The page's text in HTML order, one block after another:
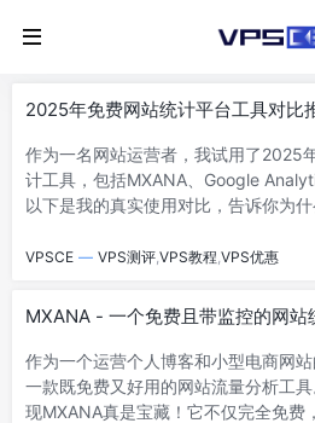
2025年免费网站统计平台工具对比
作为一名网站运营者，我试用了2025
计工具，包括MXANA、Google
以下是我的真实使用对比，告诉你为
VPSCE — VPS测评,VPS教程,VPS优惠
MXANA - 一个免费且带监控的网站
作为一个运营个人博客和小型电商网
一款既免费又好用的网站流量分析工
现MXANA真是宝藏！它不仅完全免费